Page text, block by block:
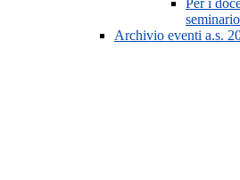
Per i
Archivio eventi a.s.